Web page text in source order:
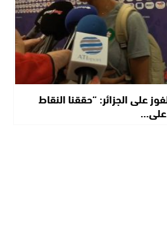
على الجزائر: “حققنا النقاط
على…